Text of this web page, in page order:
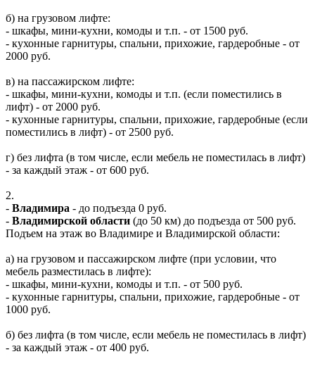
б) на грузовом лифте:
- шкафы, мини-кухни, комоды и т.п. - от 1500 руб.
- кухонные гарнитуры, спальни, прихожие, гардеробные - от
2000 руб.
в) на пассажирском лифте:
- шкафы, мини-кухни, комоды и т.п. (если поместились в
лифт) - от 2000 руб.
- кухонные гарнитуры, спальни, прихожие, гардеробные (если
поместились в лифт) - от 2500 руб.
г) без лифта (в том числе, если мебель не поместилась в лифт)
- за каждый этаж - от 600 руб.
2.
- Владимира - до подъезда 0 руб.
- Владимирской области (до 50 км) до подъезда от 500 руб.
Подъем на этаж во Владимире и Владимирской области:
а) на грузовом и пассажирском лифте (при условии, что
мебель разместилась в лифте):
- шкафы, мини-кухни, комоды и т.п. - от 500 руб.
- кухонные гарнитуры, спальни, прихожие, гардеробные - от
1000 руб.
б) без лифта (в том числе, если мебель не поместилась в лифт)
- за каждый этаж - от 400 руб.